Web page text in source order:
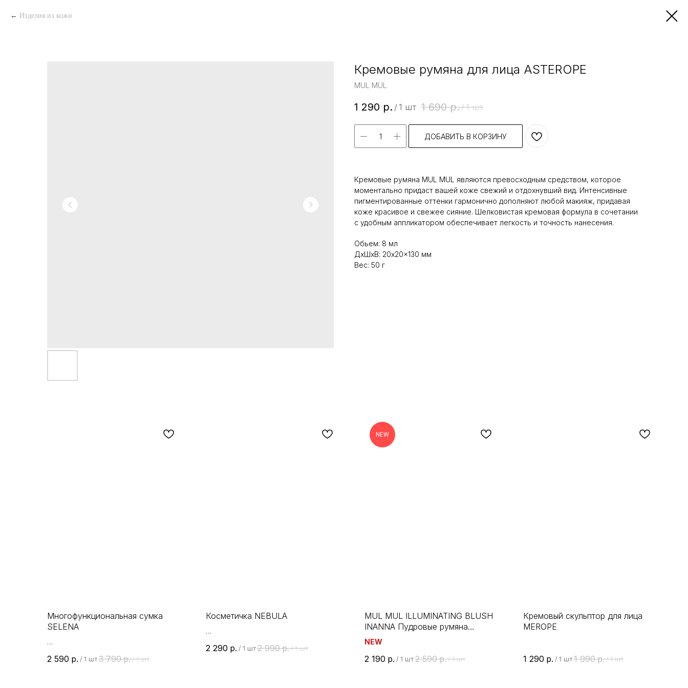
Изделия из кожи
Кремовые румяна для лица ASTEROPE
MUL MUL
1 290 р. /1 шт 1 690 р./1 шт
ДОБАВИТЬ В КОРЗИНУ
Кремовые румяна MUL MUL являются превосходным средством, которое
моментально придаст вашей коже свежий и отдохнувший вид. Интенсивные
пигментированные оттенки гармонично дополняют любой макияж, придавая
коже красивое и свежее сияние. Шелковистая кремовая формула в сочетании
с удобным аппликатором обеспечивает легкость и точность нанесения.
Обьем: 8 мл
ДxШxВ: 20x20x130 мм
Вес: 50 г
Многофункциональная сумка
SELENA
2 590 р. / 1 шт 3 790 р. / 1 шт
Косметичка NEBULA
означает облака).
2 290 р. / 1 шт 2 990 р. / 1 шт
NEW
MUL MUL ILLUMINATING BLUSH
INANNA Пудровые румяна
перламутровыми пигментами
NEW
2 190 р. / 1 шт 2 590 р. / 1 шт
Кремовый скульптор для лица
MEROPE
1 290 р. / 1 шт 1 990 р. / 1 шт